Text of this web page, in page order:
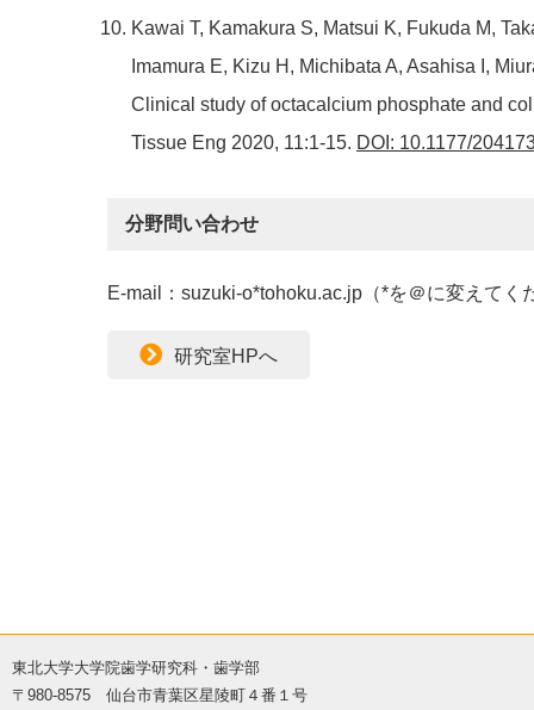
Kawai T, Kamakura S, Matsui K, Fukuda M,
Imamura E, Kizu H, Michibata A, Asahisa I,
Clinical study of octacalcium phosphate and
Tissue Eng 2020, 11:1-15. DOI: 10.1177/
分野問い合わせ
E-mail：suzuki-o*tohoku.ac.jp（*を＠に変えてく
研究室HPへ
東北大学大学院歯学研究科・歯学部
〒980-8575 仙台市青葉区星陵町４番１号